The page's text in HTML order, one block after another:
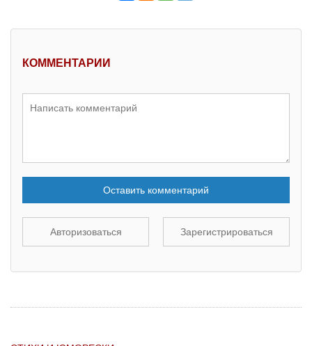
КОММЕНТАРИИ
Оставить комментарий
Авторизоваться Зарегистрироваться